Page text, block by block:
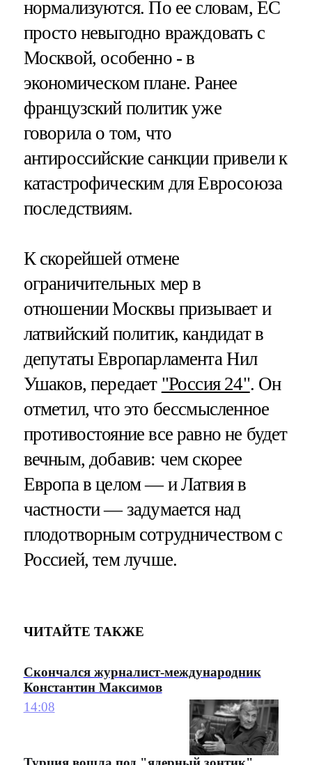
нормализуются. По ее словам, ЕС
просто невыгодно враждовать с
Москвой, особенно - в
экономическом плане. Ранее
французский политик уже
говорила о том, что
антироссийские санкции привели к
катастрофическим для Евросоюза
последствиям.
К скорейшей отмене
ограничительных мер в
отношении Москвы призывает и
латвийский политик, кандидат в
депутаты Европарламента Нил
Ушаков, передает "Россия 24". Он
отметил, что это бессмысленное
противостояние все равно не будет
вечным, добавив: чем скорее
Европа в целом — и Латвия в
частности — задумается над
плодотворным сотрудничеством с
Россией, тем лучше.
ЧИТАЙТЕ ТАКЖЕ
Скончался журналист-международник
Константин Максимов
14:08